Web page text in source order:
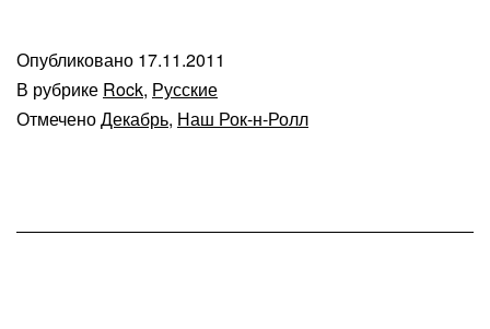
Опубликовано 17.11.2011
В рубрике Rock, Русские
ОтмеченоДекабрь, Наш Рок-н-Ролл